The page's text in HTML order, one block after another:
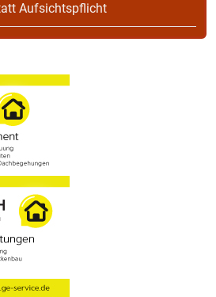
Aufsichtspflicht